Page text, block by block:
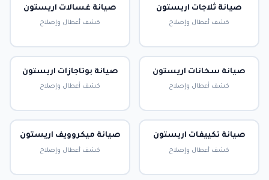
صيانة ثلاجات اريستون
كشف أعطال وإصلاح
صيانة غسالات اريستون
كشف أعطال وإصلاح
صيانة سخانات اريستون
كشف أعطال وإصلاح
صيانة بوتاجازات اريستون
كشف أعطال وإصلاح
صيانة تكييفات اريستون
كشف أعطال وإصلاح
صيانة ميكروويف اريستون
كشف أعطال وإصلاح